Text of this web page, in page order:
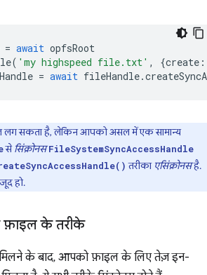
= await opfsRoot
( 'my highspeed file.txt' , {create :
= await fileHandle.
लग सकता है, लेकिन आपको असल में एक सामान्य
सेसिंक्रोनस FileSystemSyncAccessHandle
तरीका एसिंक्रोनसहै.
हो.
फ़ाइल के तरीके
के बाद, आपको फ़ाइल के लिए तेज़ इन-